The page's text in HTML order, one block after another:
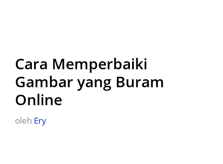
Cara Memperbaiki
Gambar yang Buram
Online
oleh Ery